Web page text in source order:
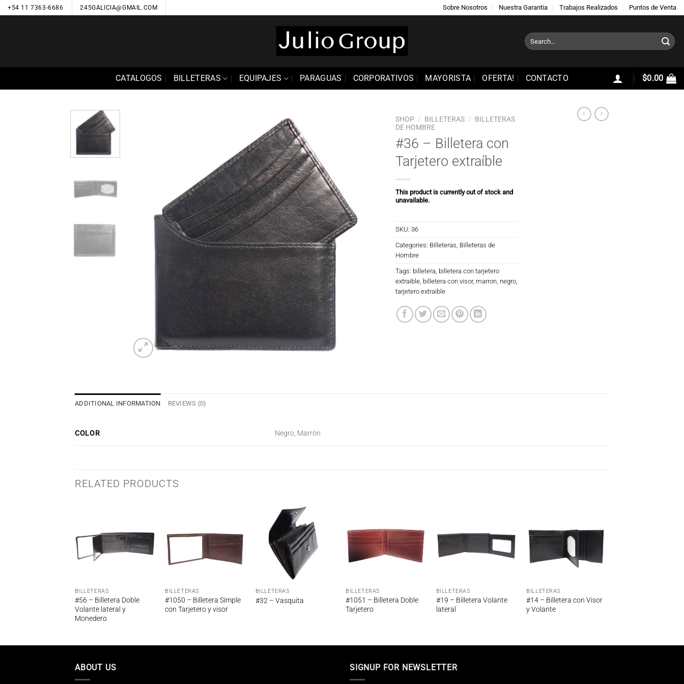
Saltar
al
+54 11 7363-6686 245GALICIA@GMAIL.COM Sobre Nosotros Nuestra Garantia Trabajos Realizados Puntos de Venta
Search
for:
CATALOGOS BILLETERAS EQUIPAJES PARAGUAS CORPORATIVOS MAYORISTA OFERTA! CONTACTO $0.00
SHOP / BILLETERAS / BILLETERAS
DE HOMBRE
#36 – Billetera con
Tarjetero extraíble
This product is currently out of stock and
unavailable.
SKU: 36
Categories: Billeteras, Billeteras de
Hombre
Tags: billetera, billetera con tarjetero
extraible, billetera con visor, marron, negro,
tarjetero extraible
ADDITIONAL INFORMATION REVIEWS (0)
COLOR Negro, Marrón
RELATED PRODUCTS
a la
lista de
deseos
BILLETERAS
#56 – Billetera Doble
Volante lateral y
Monedero
a la
lista de
BILLETERAS
#1050 – Billetera Simple
con Tarjetero y visor
Añadir
a la
lista de
deseos
BILLETERAS
#32 – Vasquita
Añadir
a la
lista de
BILLETERAS
#1051 – Billetera Doble
Tarjetero
a la
lista de
deseos
BILLETERAS
#19 – Billetera Volante
lateral
Añadir
BILLETERAS
#14 – Billetera con Visor
y Volante
ABOUT US SIGNUP FOR NEWSLETTER